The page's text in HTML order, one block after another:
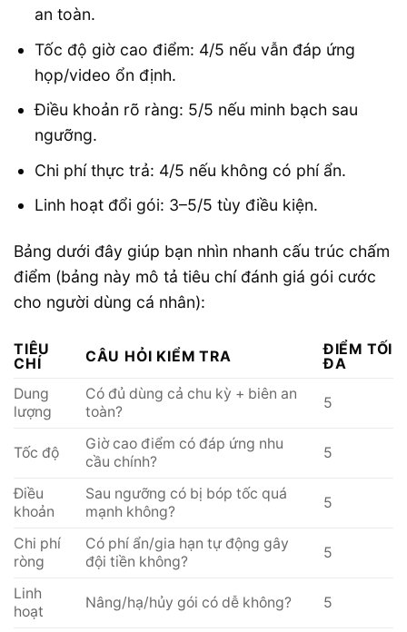
an toàn.
Tốc độ giờ cao điểm: 4/5 nếu vẫn đáp ứng
họp/video ổn định.
Điều khoản rõ ràng: 5/5 nếu minh bạch sau
ngưỡng.
Chi phí thực trả: 4/5 nếu không có phí ẩn.
Linh hoạt đổi gói: 3–5/5 tùy điều kiện.
Bảng dưới đây giúp bạn nhìn nhanh cấu trúc chấm
điểm (bảng này mô tả tiêu chí đánh giá gói cước
cho người dùng cá nhân):
TIÊU
CHÍ
CÂU HỎI KIỂM TRA
ĐIỂM TỐI
ĐA
Dung
lượng
Có đủ dùng cả chu kỳ + biên an
toàn?
5
Tốc độ
Giờ cao điểm có đáp ứng nhu
cầu chính?
5
Điều
khoản
Sau ngưỡng có bị bóp tốc quá
mạnh không?
5
Chi phí
ròng
Có phí ẩn/gia hạn tự động gây
đội tiền không?
5
Linh
hoạt
Nâng/hạ/hủy gói có dễ không? 5